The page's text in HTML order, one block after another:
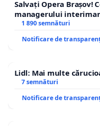
Salvați Opera Brașov!
managerului
1 890 semnături
Notificare de
Lidl: Mai multe
7 semnături
Notificare de